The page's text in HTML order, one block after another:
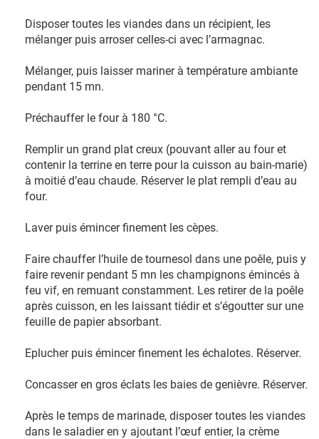
Disposer toutes les viandes dans un récipient, les
mélanger puis arroser celles-ci avec l’armagnac.
Mélanger, puis laisser mariner à température ambiante
pendant 15 mn.
Préchauffer le four à 180 °C.
Remplir un grand plat creux (pouvant aller au four et
contenir la terrine en terre pour la cuisson au bain-marie)
à moitié d’eau chaude. Réserver le plat rempli d’eau au
four.
Laver puis émincer finement les cèpes.
Faire chauffer l’huile de tournesol dans une poêle, puis y
faire revenir pendant 5 mn les champignons émincés à
feu vif, en remuant constamment. Les retirer de la poêle
après cuisson, en les laissant tiédir et s’égoutter sur une
feuille de papier absorbant.
Eplucher puis émincer finement les échalotes. Réserver.
Concasser en gros éclats les baies de genièvre. Réserver.
Après le temps de marinade, disposer toutes les viandes
dans le saladier en y ajoutant l’œuf entier, la crème